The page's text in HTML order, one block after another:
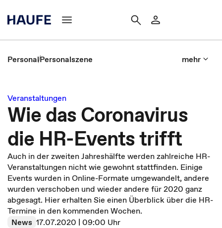
PersonalPersonalszene mehr
Veranstaltungen
Wie das Coronavirus
die HR-Events trifft
Auch in der zweiten Jahreshälfte werden zahlreiche HR-
Veranstaltungen nicht wie gewohnt stattfinden. Einige
Events wurden in Online-Formate umgewandelt, andere
wurden verschoben und wieder andere für 2020 ganz
abgesagt. Hier erhalten Sie einen Überblick über die HR-
Termine in den kommenden Wochen.
News 17.07.2020 | 09:00 Uhr